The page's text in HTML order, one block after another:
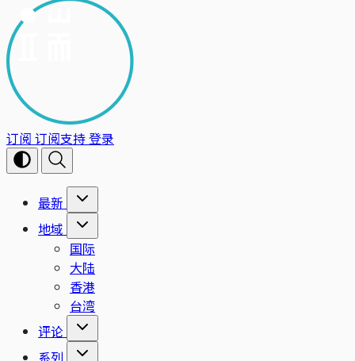
订阅 订阅支持登录
最新
地域
国际
大陆
香港
台湾
评论
系列